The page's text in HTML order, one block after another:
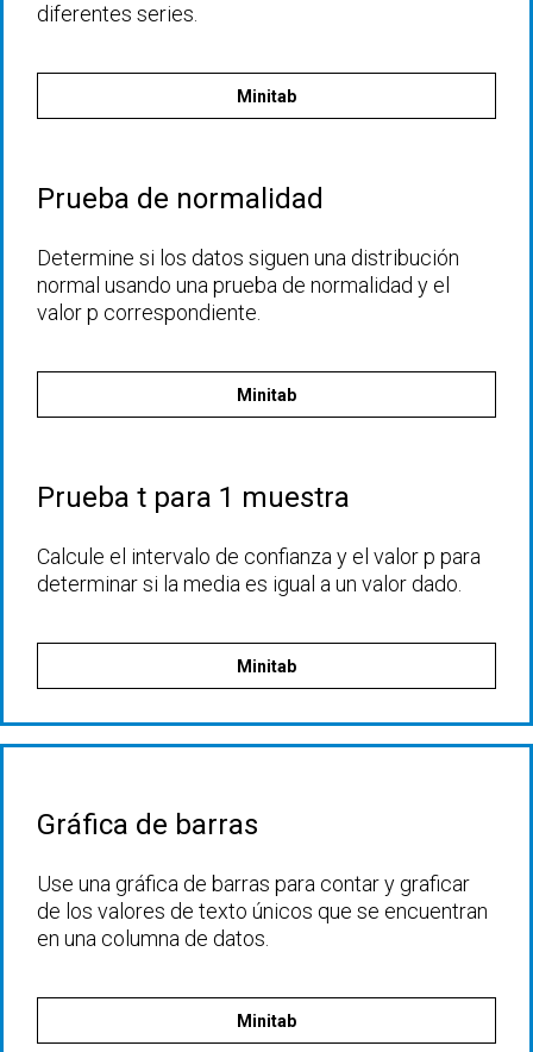
diferentes series.
Minitab
Prueba de normalidad
Determine si los datos siguen una distribución
normal usando una prueba de normalidad y el
valor p correspondiente.
Minitab
Prueba t para 1 muestra
Calcule el intervalo de confianza y el valor p para
determinar si la media es igual a un valor dado.
Minitab
Gráfica de barras
Use una gráfica de barras para contar y graficar
de los valores de texto únicos que se encuentran
en una columna de datos.
Minitab